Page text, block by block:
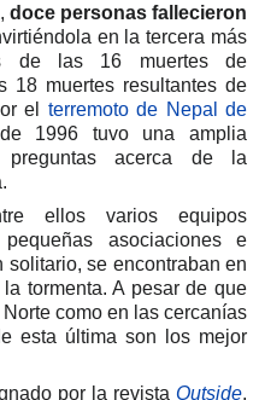
doce personas fallecieron
en la tercera más
de las 16 muertes de
muertes​ resultantes de
el terremoto de Nepal de
1996 tuvo una amplia
acerca de la
ellos varios equipos
asociaciones e
se encontraban en
tormenta. A pesar de que
como en las cercanías
esta última son los mejor
por la revista Outside,